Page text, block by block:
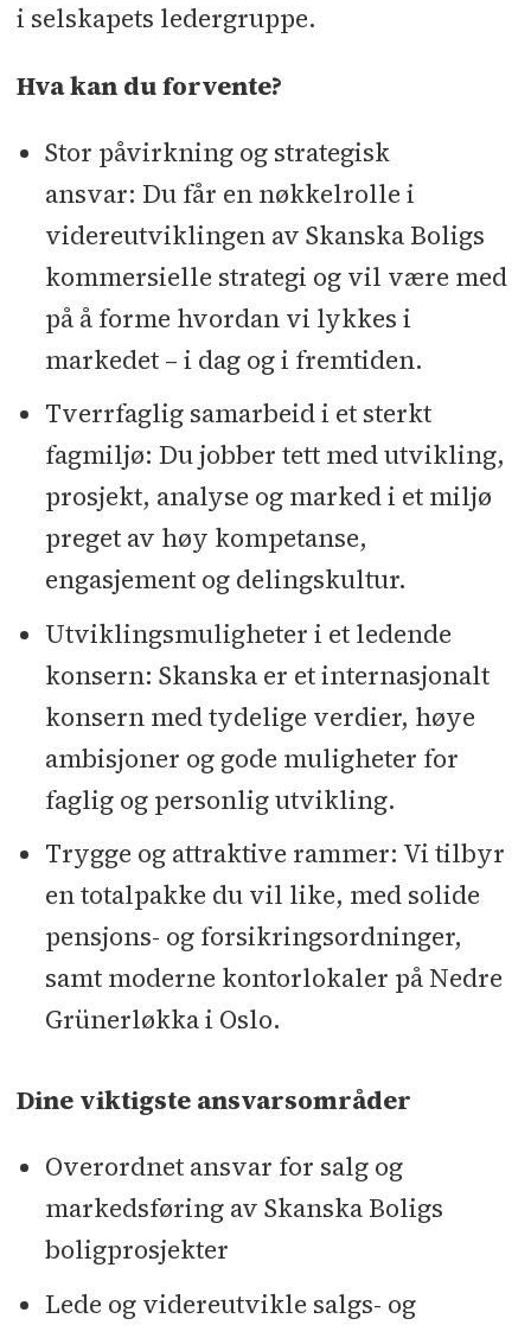
i selskapets ledergruppe.
Hva kan du forvente?
Stor påvirkning og strategisk
ansvar: Du får en nøkkelrolle i
videreutviklingen av Skanska Boligs
kommersielle strategi og vil være med
på å forme hvordan vi lykkes i
markedet – i dag og i fremtiden.
Tverrfaglig samarbeid i et sterkt
fagmiljø: Du jobber tett med utvikling,
prosjekt, analyse og marked i et miljø
preget av høy kompetanse,
engasjement og delingskultur.
Utviklingsmuligheter i et ledende
konsern: Skanska er et internasjonalt
konsern med tydelige verdier, høye
ambisjoner og gode muligheter for
faglig og personlig utvikling.
Trygge og attraktive rammer: Vi tilbyr
en totalpakke du vil like, med solide
pensjons- og forsikringsordninger,
samt moderne kontorlokaler på Nedre
Grünerløkka i Oslo.
Dine viktigste ansvarsområder
Overordnet ansvar for salg og
markedsføring av Skanska Boligs
boligprosjekter
Lede og videreutvikle salgs- og